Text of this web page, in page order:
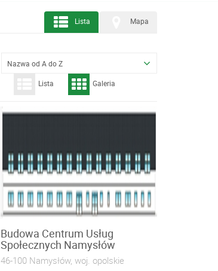
Mapa
Lista
Nazwa od A do Z
Lista Galeria
Budowa Centrum Usług
Społecznych Namysłów
46-100 Namysłów, woj. opolskie